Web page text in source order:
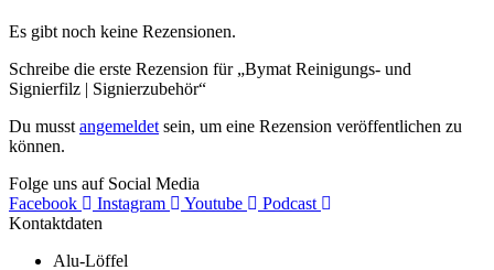
Es gibt noch keine Rezensionen.
Schreibe die erste Rezension für „Bymat Reinigungs- und
Signierfilz | Signierzubehör“
Du musst angemeldet sein, um eine Rezension veröffentlichen zu
können.
Folge uns auf Social Media
Facebook
Instagram Youtube
Podcast
Kontaktdaten
Alu-Löffel